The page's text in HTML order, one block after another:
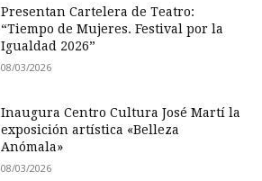
Presentan Cartelera de Teatro:
“Tiempo de Mujeres. Festival por la
Igualdad 2026”
08/03/2026
Inaugura Centro Cultura José Martí la
exposición artística «Belleza
Anómala»
08/03/2026